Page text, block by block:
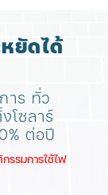
ยัดได้
าร ทั่ว
โซลาร์
ต่อปี
รรมการใช้ไฟ